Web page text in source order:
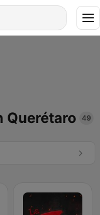
Querétaro 49